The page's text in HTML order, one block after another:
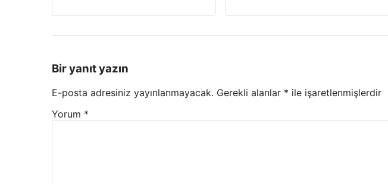
Bir yanıt yazın
E-posta adresiniz yayınlanmayacak. Gerekli alanlar * ile işaretlenmişlerdir
Yorum *